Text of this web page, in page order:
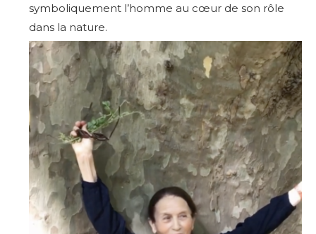
symboliquement l’homme au cœur de son rôle
dans la nature.